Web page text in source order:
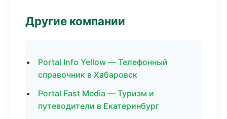
Другие компании
Portal Info Yellow — Телефонный
справочник в Хабаровск
Portal Fast Media — Туризм и
путеводители в Екатеринбург